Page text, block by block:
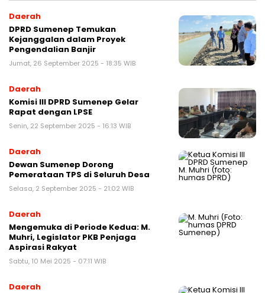
Daerah
DPRD Sumenep Temukan
Kejanggalan dalam Proyek
Pengendalian Banjir
Jumat, 26 September 2025 - 18:35 WIB
Daerah
Komisi III DPRD Sumenep Gelar
Rapat dengan LPSE
Senin, 22 September 2025 - 16:13 WIB
Daerah
Dewan Sumenep Dorong
Pemerataan TPS di Seluruh Desa
Selasa, 2 September 2025 - 21:02 WIB
Daerah
Mengemuka di Periode Kedua: M.
Muhri, Legislator PKB Penjaga
Aspirasi Rakyat
Sabtu, 10 Mei 2025 - 07:11 WIB
Daerah